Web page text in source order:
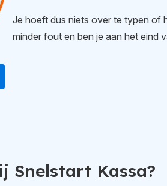
Je hoeft dus niets over te typen of
minder fout en ben je aan het eind
Snelstart Kassa?